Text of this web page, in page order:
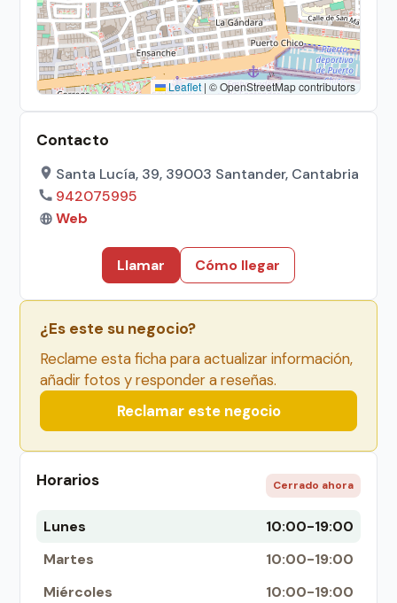
Leaflet | © OpenStreetMap contributors
Contacto
Santa Lucía, 39, 39003 Santander, Cantabria
942075995
Web
Llamar Cómo llegar
¿Es este su negocio?
Reclame esta ficha para actualizar información,
añadir fotos y responder a reseñas.
Reclamar este negocio
Horarios Cerrado ahora
Lunes
10:00-19:00
Martes
10:00-19:00
Miércoles
10:00-19:00